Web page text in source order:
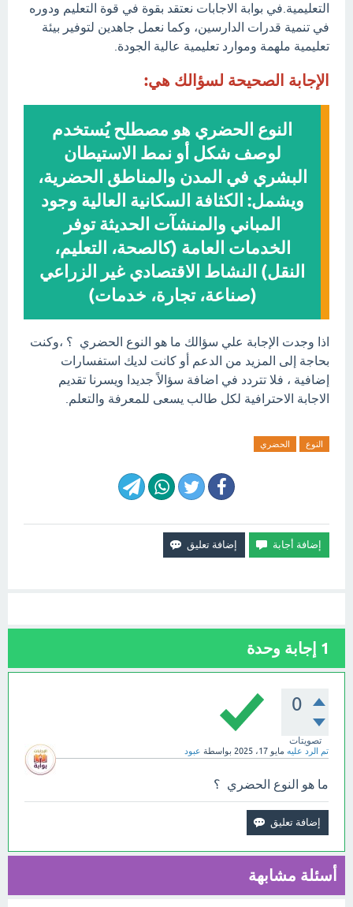
التعليمية.في بوابة الاجابات نعتقد بقوة في قوة التعليم ودوره
في تنمية قدرات الدارسين، وكما نعمل جاهدين لتوفير بيئة
تعليمية ملهمة وموارد تعليمية عالية الجودة.
الإجابة الصحيحة لسؤالك هي:
النوع الحضري هو مصطلح يُستخدم
لوصف شكل أو نمط الاستيطان
البشري في المدن والمناطق الحضرية،
ويشمل: الكثافة السكانية العالية وجود
المباني والمنشآت الحديثة توفر
الخدمات العامة (كالصحة، التعليم،
النقل) النشاط الاقتصادي غير الزراعي
(صناعة، تجارة، خدمات)
اذا وجدت الإجابة علي سؤالك ما هو النوع الحضري ؟ ،وكنت
بحاجة إلى المزيد من الدعم أو كانت لديك استفسارات
إضافية ، فلا تتردد في اضافة سؤالاً جديدا ويسرنا تقديم
الاجابة الاحترافية لكل طالب يسعى للمعرفة والتعلم.
النوع الحضري
1 إجابة وحدة
0
تصويتات
تم الرد عليه مايو 17، 2025 بواسطة عبود
ما هو النوع الحضري ؟
أسئلة مشابهة